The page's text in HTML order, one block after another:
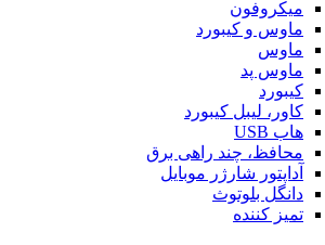
میکروفون
ماوس و کیبورد
ماوس
ماوس پد
کیبورد
کاور، لیبل کیبورد
هاب USB
محافظ، چند راهی برق
آداپتور شارژر موبایل
دانگل بلوتوث
تمیز کننده